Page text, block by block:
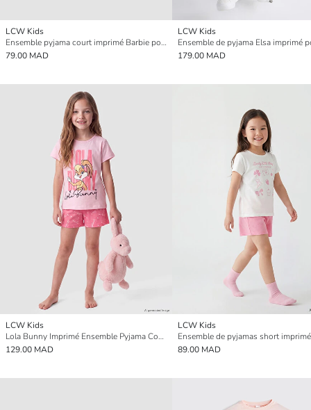
LCW Kids
Ensemble pyjama court imprimé Barbie pour filles
79.00 MAD
LCW Kids
179.00 MAD
LCW Kids
Lola Bunny Imprimé Ensemble Pyjama Court pour Filles
129.00 MAD
LCW Kids
89.00 MAD